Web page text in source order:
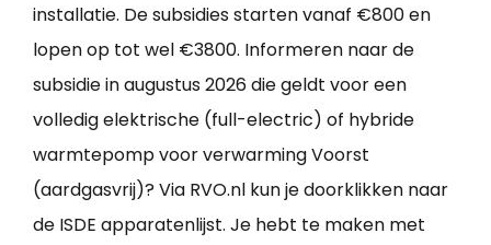
installatie. De subsidies starten vanaf €800 en
lopen op tot wel €3800. Informeren naar de
subsidie in augustus 2026 die geldt voor een
volledig elektrische (full-electric) of hybride
warmtepomp voor verwarming Voorst
(aardgasvrij)? Via RVO.nl kun je doorklikken naar
de ISDE apparatenlijst. Je hebt te maken met